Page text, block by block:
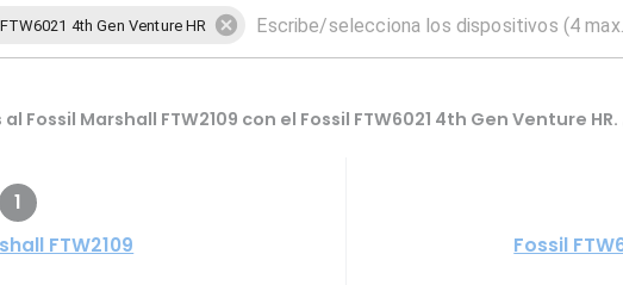
4th Gen Venture HR
Marshall FTW2109 con el Fossil FTW6021 4th Gen Venture
1
FTW2109
Fossil